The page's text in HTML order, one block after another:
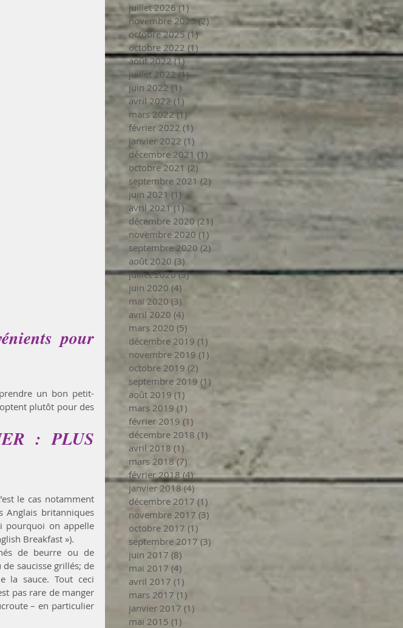
pour
un bon petit-
optent plutôt pour des
: PLUS
le cas notamment
Anglais britanniques
pourquoi on appelle
Breakfast »).
de beurre ou de
saucisse grillés; de
la sauce. Tout ceci
pas rare de manger
– en particulier
juillet 2026 (1) 1 post
novembre 2025 (2) 2 posts
octobre 2025 (1)1 post
octobre 2022 (1) 1 post
août 2022 (1)1 post
juillet 2022 (1)1 post
juin 2022 (1) 1 post
avril 2022 (1)1 post
mars 2022 (1)1 post
février 2022 (1)
janvier 2022 (1)
décembre 2021 (1) 1 post
octobre 2021 (2) 2 posts
septembre 2021 (2)2 posts
juin 2021 (1)1 post
avril 2021 (1) 1 post
décembre 2020 (21) 21 posts
novembre 2020 (1)
septembre 2020 (2)
août 2020 (3)
juillet 2020 (3)3 posts
juin 2020 (4)
mai 2020 (3)
avril 2020 (4)
mars 2020 (5)
décembre 2019 (1)
novembre 2019 (1)
octobre 2019 (2)
septembre 2019 (1)
août 2019 (1)
mars 2019 (1)
février 2019 (1)
décembre 2018 (1)
avril 2018 (1)
mars 2018 (7)
février 2018 (4)4 posts
janvier 2018 (4)4 posts
décembre 2017 (1)
novembre 2017 (3)
octobre 2017 (1)
septembre 2017 (3)
juin 2017 (8)
mai 2017 (4)
avril 2017 (1)
mars 2017 (1)
janvier 2017 (1)
mai 2015 (1)